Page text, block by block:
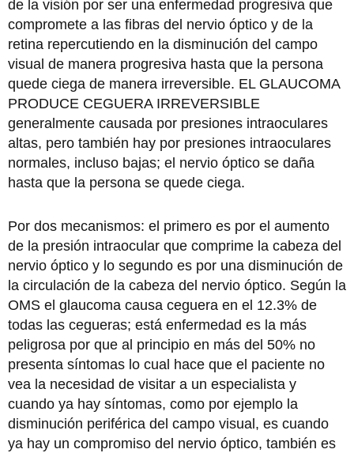
de la visión por ser una enfermedad progresiva que
compromete a las fibras del nervio óptico y de la
retina repercutiendo en la disminución del campo
visual de manera progresiva hasta que la persona
quede ciega de manera irreversible. EL GLAUCOMA
PRODUCE CEGUERA IRREVERSIBLE
generalmente causada por presiones intraoculares
altas, pero también hay por presiones intraoculares
normales, incluso bajas; el nervio óptico se daña
hasta que la persona se quede ciega.
Por dos mecanismos: el primero es por el aumento
de la presión intraocular que comprime la cabeza del
nervio óptico y lo segundo es por una disminución de
la circulación de la cabeza del nervio óptico. Según la
OMS el glaucoma causa ceguera en el 12.3% de
todas las cegueras; está enfermedad es la más
peligrosa por que al principio en más del 50% no
presenta síntomas lo cual hace que el paciente no
vea la necesidad de visitar a un especialista y
cuando ya hay síntomas, como por ejemplo la
disminución periférica del campo visual, es cuando
ya hay un compromiso del nervio óptico, también es